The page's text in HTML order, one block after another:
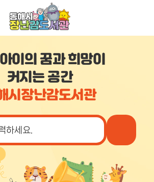
이의 꿈과 희망이
커지는 공간
시장난감도서관